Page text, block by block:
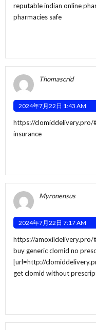
reputable indian online
pharmacies safe
Thomascrid
2024年7月22日 1:43 AM
https://clomiddelivery.pro/
insurance
Myronensus
2024年7月22日 7:17 AM
https://amoxildelivery.pro/
buy generic clomid no
[url=http://
get clomid without